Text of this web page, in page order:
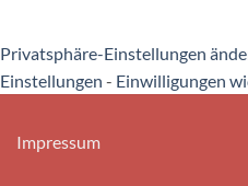
Privatsphäre-Einstellungen
Einstellungen - Einwilligungen
Impressum